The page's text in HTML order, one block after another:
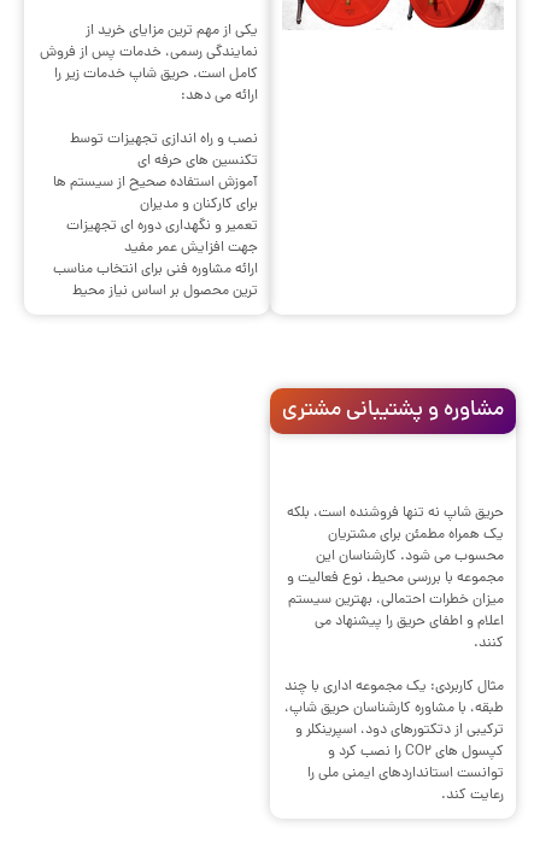
یکی از مهم ترین مزایای خرید از
نمایندگی رسمی، خدمات پس از فروش
کامل است. حریق شاپ خدمات زیر را
ارائه می دهد:
نصب و راه اندازی تجهیزات توسط
تکنسین های حرفه ای
آموزش استفاده صحیح از سیستم ها
برای کارکنان و مدیران
تعمیر و نگهداری دوره ای تجهیزات
جهت افزایش عمر مفید
ارائه مشاوره فنی برای انتخاب مناسب
ترین محصول بر اساس نیاز محیط
مشاوره و پشتیبانی مشتری
حریق شاپ نه تنها فروشنده است، بلکه
یک همراه مطمئن برای مشتریان
محسوب می شود. کارشناسان این
مجموعه با بررسی محیط، نوع فعالیت و
میزان خطرات احتمالی، بهترین سیستم
اعلام و اطفای حریق را پیشنهاد می
کنند.
مثال کاربردی: یک مجموعه اداری با چند
طبقه، با مشاوره کارشناسان حریق شاپ،
ترکیبی از دتکتورهای دود، اسپرینکلر و
کپسول های CO2 را نصب کرد و
توانست استانداردهای ایمنی ملی را
رعایت کند.